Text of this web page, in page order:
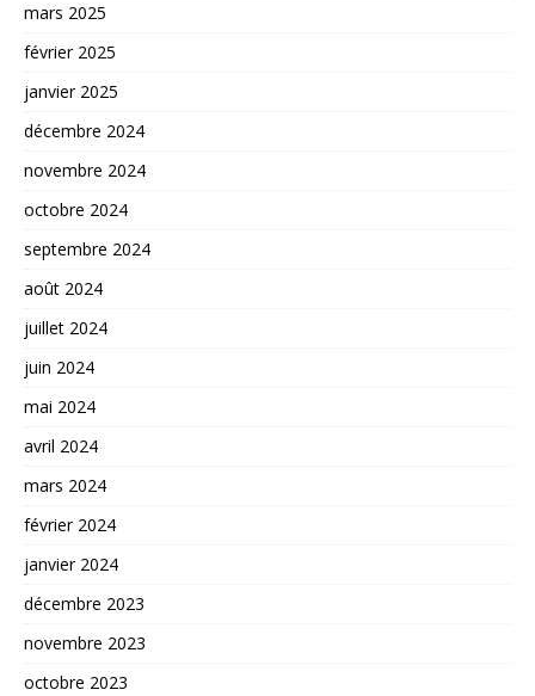
mars 2025
février 2025
janvier 2025
décembre 2024
novembre 2024
octobre 2024
septembre 2024
août 2024
juillet 2024
juin 2024
mai 2024
avril 2024
mars 2024
février 2024
janvier 2024
décembre 2023
novembre 2023
octobre 2023